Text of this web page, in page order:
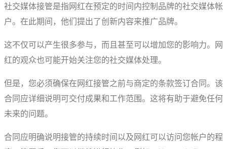
社交媒体接管是指网红在预定的时间内控制品牌的社交媒体帐
户。在此期间，他们提出了创新内容来推广品牌。
这不仅可以产生很多参与，而且甚至可以增加您的影响力。网
红的观众也可能开始关注您的社交媒体处理。
但是，您必须确保在网红接管之前与商定的条款签订合同。该
合同应详细说明可交付成果和工作范围。这将有助于避免任何
未来的问题。
合同应明确说明接管的持续时间以及网红可以访问您帐户的程